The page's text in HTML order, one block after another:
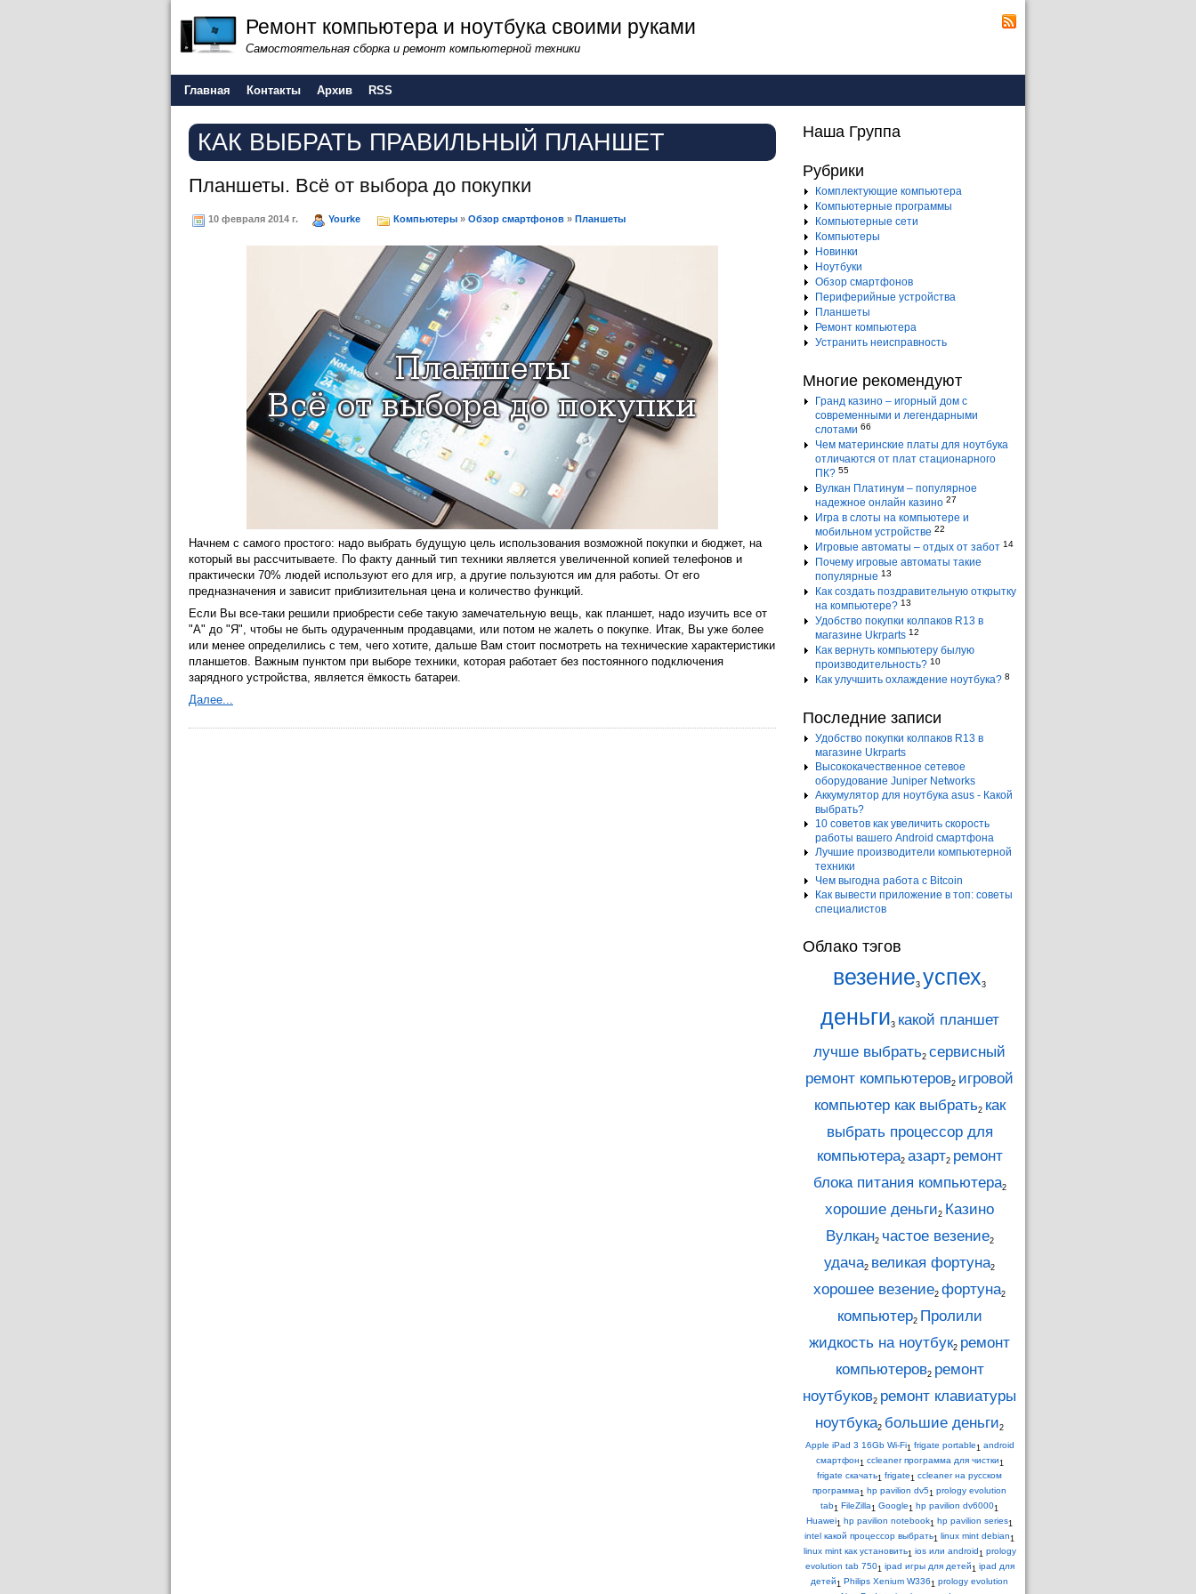
Ремонт компьютера и ноутбука своими руками
Самостоятельная сборка и ремонт компьютерной техники
Главная Контакты Архив RSS
КАК ВЫБРАТЬ ПРАВИЛЬНЫЙ ПЛАНШЕТ
Планшеты. Всё от выбора до покупки
10 февраля 2014 г. Yourke Компьютеры » Обзор смартфонов » Планшеты
Начнем с самого простого: надо выбрать будущую цель использования возможной покупки и бюджет, на
который вы рассчитываете. По факту данный тип техники является увеличенной копией телефонов и
практически 70% людей используют его для игр, а другие пользуются им для работы. От его
предназначения и зависит приблизительная цена и количество функций.
Если Вы все-таки решили приобрести себе такую замечательную вещь, как планшет, надо изучить все от
"А" до "Я", чтобы не быть одураченным продавцами, или потом не жалеть о покупке. Итак, Вы уже более
или менее определились с тем, чего хотите, дальше Вам стоит посмотреть на технические характеристики
планшетов. Важным пунктом при выборе техники, которая работает без постоянного подключения
зарядного устройства, является ёмкость батареи.
Далее...
Наша Группа
Рубрики
Комплектующие компьютера
Компьютерные программы
Компьютерные сети
Компьютеры
Новинки
Ноутбуки
Обзор смартфонов
Периферийные устройства
Планшеты
Ремонт компьютера
Устранить неисправность
Многие рекомендуют
Гранд казино – игорный дом с
современными и легендарными
слотами 66
Чем материнские платы для ноутбука
отличаются от плат стационарного
ПК? 55
Вулкан Платинум – популярное
надежное онлайн казино 27
Игра в слоты на компьютере и
мобильном устройстве 22
Игровые автоматы – отдых от забот 14
Почему игровые автоматы такие
популярные 13
Как создать поздравительную открытку
на компьютере? 13
Удобство покупки колпаков R13 в
магазине Ukrparts 12
Как вернуть компьютеру былую
производительность? 10
Как улучшить охлаждение ноутбука? 8
Последние записи
Удобство покупки колпаков R13 в
магазине Ukrparts
Высококачественное сетевое
оборудование Juniper Networks
Аккумулятор для ноутбука asus - Какой
выбрать?
10 советов как увеличить скорость
работы вашего Android смартфона
Лучшие производители компьютерной
техники
Чем выгодна работа с Bitcoin
Как вывести приложение в топ: советы
специалистов
Облако тэгов
везение3 успех3
деньги3 какой планшет
лучше выбрать2 сервисный
ремонт компьютеров2 игровой
компьютер как выбрать2 как
выбрать процессор для
компьютера2 азарт2 ремонт
блока питания компьютера2
хорошие деньги2 Казино
Вулкан2 частое везение2
удача2 великая фортуна2
хорошее везение2 фортуна2
компьютер2 Пролили
жидкость на ноутбук2 ремонт
компьютеров2 ремонт
ноутбуков2 ремонт клавиатуры
ноутбука2 большие деньги2
Apple iPad 3 16Gb Wi-Fi1 frigate portable1 android
смартфон1 ccleaner программа для чистки1
frigate скачать1 frigate1 ccleaner на русском
программа1 hp pavilion dv51 prology evolution
tab1 FileZilla1 Google1 hp pavilion dv60001
Huawei1 hp pavilion notebook1 hp pavilion series1
intel какой процессор выбрать1 linux mint debian1
linux mint как установить1 ios или android1 prology
evolution tab 7501 ipad игры для детей1 ipad для
детей1 Philips Xenium W3361 prology evolution